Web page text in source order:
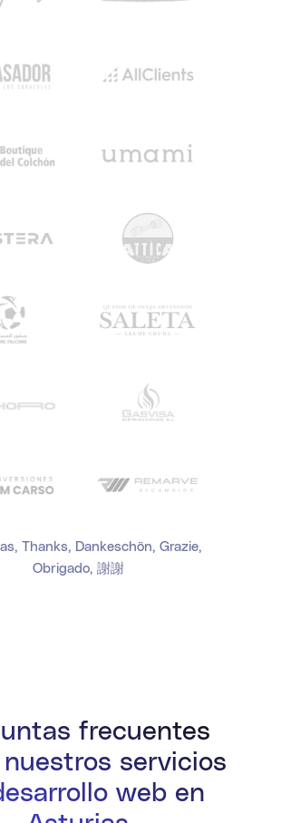
Thanks, Dankeschön, Grazie,
Obrigado, 謝謝
frecuentes
servicios
web en